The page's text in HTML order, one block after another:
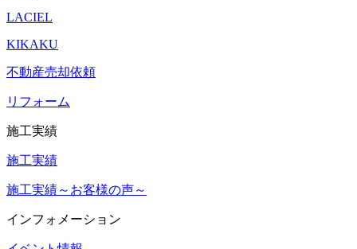
LACIEL
KIKAKU
不動産売却依頼
リフォーム
施工実績
施工実績
施工実績～お客様の声～
インフォメーション